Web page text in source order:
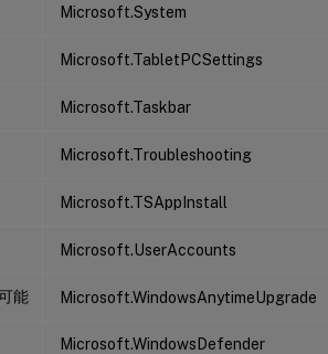
Microsoft.System
Microsoft.TabletPCSettings
Microsoft.Taskbar
Microsoft.Troubleshooting
Microsoft.TSAppInstall
Microsoft.UserAccounts
能 Microsoft.WindowsAnytimeUpgrade
Microsoft.WindowsDefender